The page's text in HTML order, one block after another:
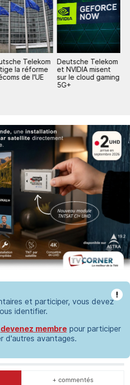
Telekom
la réforme
de l'UE
Deutsche Telekom
et NVIDIA misent
sur le cloud gaming
5G+
!
et participer, vous devez
identifier.
devenez membrepour participer
d'autres avantages.
+ commentés